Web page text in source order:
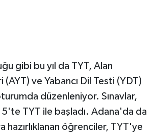
gibi bu yıl da TYT, Alan
ve Yabancı Dil Testi (YDT)
düzenleniyor. Sınavlar,
TYT ile başladı. Adana'da da
hazırlıklanan öğrenciler, TYT'ye
Sahiplendirme